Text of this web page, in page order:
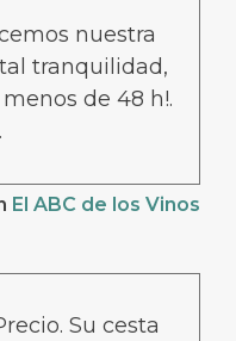
nuestra
tranquilidad,
de 48 h!.
El ABC de los Vinos
Su cesta